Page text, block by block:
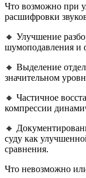
Что возможно при
расшифровки
🔸 Улучшение
шумоподавления и
🔸 Выделение
значительном
🔸 Частичное
компрессии
🔸
суду как
сравнения.
Что невозможно